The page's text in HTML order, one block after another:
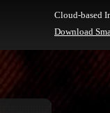
Cloud-based
Download